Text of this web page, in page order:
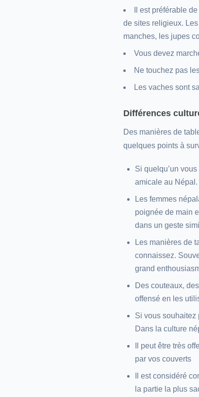
Il est préférable
de sites religieux.
manches, les jupes
Vous devez
Ne touchez pas
Les vaches sont
Différences
Des manières de
quelques points à
Si quelqu’un
amicale au Népal.
Les femmes
poignée de main
dans un geste
Les manières de
connaissez.
grand
Des couteaux,
offensé en les
Si vous souhaitez
Dans la culture
Il peut être très
par vos couverts
Il est considéré
la partie la plus